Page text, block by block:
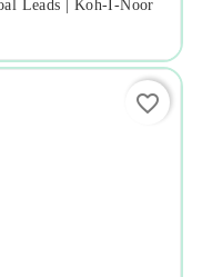
Leads | Koh-I-Noor
favorite_border